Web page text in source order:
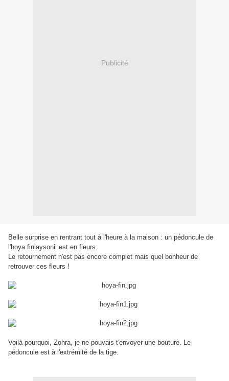
Publicité
Belle surprise en rentrant tout à l'heure à la maison : un pédoncule de
l'hoya finlaysonii est en fleurs.
Le retournement n'est pas encore complet mais quel bonheur de
retrouver ces fleurs !
Voilà pourquoi, Zohra, je ne pouvais t'envoyer une bouture. Le
pédoncule est à l'extrémité de la tige.